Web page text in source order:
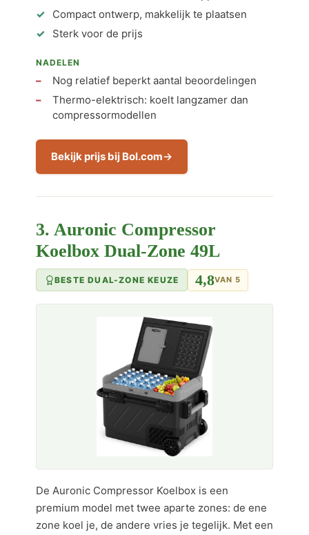
Compact ontwerp, makkelijk te plaatsen
Sterk voor de prijs
NADELEN
Nog relatief beperkt aantal beoordelingen
Thermo-elektrisch: koelt langzamer dan
compressormodellen
Bekijk prijs bij Bol.com
3. Auronic Compressor
Koelbox Dual-Zone 49L
BESTE DUAL-ZONE KEUZE 4,8VAN 5
De Auronic Compressor Koelbox is een
premium model met twee aparte zones: de ene
zone koel je, de andere vries je tegelijk. Met een